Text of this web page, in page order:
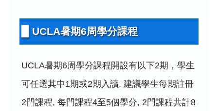
▉ UCLA暑期6周學分課程
UCLA暑期6周學分課程開設有以下2期，學生
可任選其中1期或2期入讀, 建議學生每期註冊
2門課程, 每門課程4至5個學分, 2門課程共計8